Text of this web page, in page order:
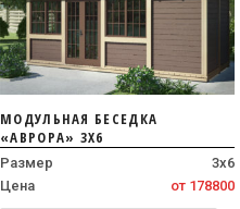
МОДУЛЬНАЯ БЕСЕДКА
«АВРОРА» 3Х6
Размер
3х6
Цена
от 178800